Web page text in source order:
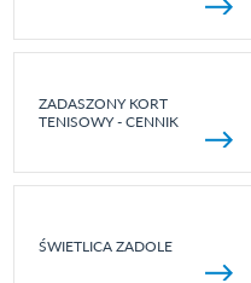
ZADASZONY KORT
TENISOWY - CENNIK
ŚWIETLICA ZADOLE